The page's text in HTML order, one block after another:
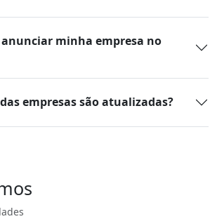
anunciar minha empresa no
empresas são atualizadas?